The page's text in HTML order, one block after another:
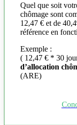
Quel que soit
chômage sont
12,47 € et de
référence en
Exemple :
( 12,47 € * 30
d’allocation
(ARE)